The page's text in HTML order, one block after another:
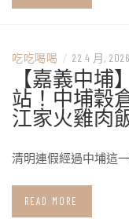
吃吃喝喝 / 22 4 月, 2026
【嘉義中埔
站！中埔穀
江家火雞肉
清明連假經過中埔這
READ MORE